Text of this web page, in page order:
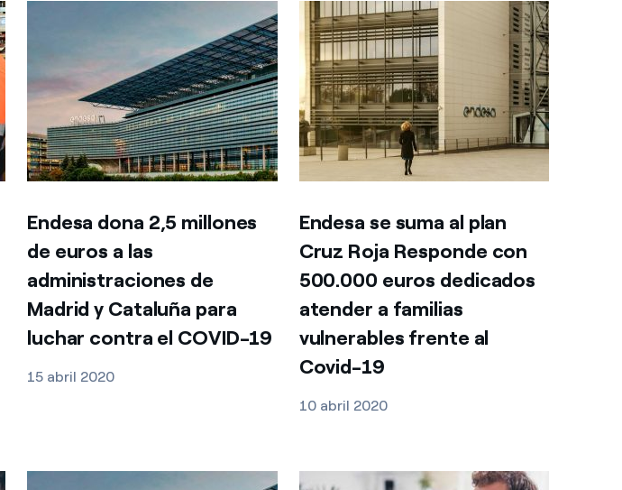
Endesa dona 2,5 millones
de euros a las
administraciones de
Madrid y Cataluña para
luchar contra el COVID-19
15 abril 2020
Endesa se suma al plan
Cruz Roja Responde con
500.000 euros dedicados
atender a familias
vulnerables frente al
Covid-19
10 abril 2020